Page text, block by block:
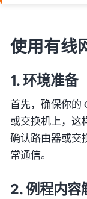
使用有线
环境准备
首先，确保你的
或交换机上，这
确认路由器或交
常通信。
例程内容